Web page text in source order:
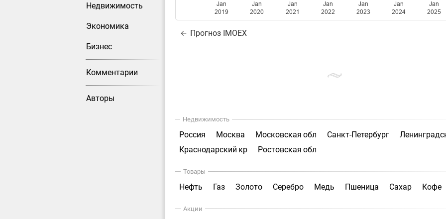
Недвижимость
Экономика
Бизнес
Комментарии
Авторы
Jan
2019
Jan
2020
Jan
2021
Jan
2022
Jan
2023
Jan
2024
Jan
2025
Прогноз IMOEX
Недвижимость
Россия Москва Московская обл Санкт-Петербург
Краснодарский кр
Ростовская обл
Товары
Нефть Газ Золото Серебро Медь Пшеница Сахар Кофе
Акции